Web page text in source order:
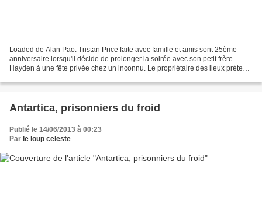
Loaded de Alan Pao: Tristan Price faite avec famille et amis sont 25ème
anniversaire lorsqu'il décide de prolonger la soirée avec son petit frère
Hayden à une fête privée chez un inconnu. Le propriétaire des lieux prétend
Antartica, prisonniers du froid
Publié le 14/06/2013 à 00:23
Par le loup celeste